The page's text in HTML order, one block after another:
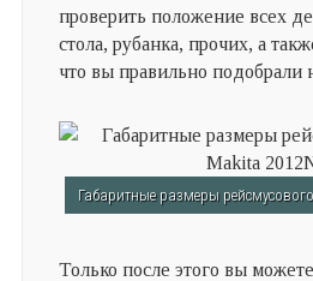
проверить положение всех
стола, рубанка, прочих, а
что вы правильно подобрали
Габаритные размеры
Только после этого вы